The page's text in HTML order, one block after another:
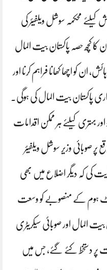
محکمہ سوشل ویلفیئر کی
کا کچھ حصہ پاکستان بیت المال
ان کو اچھا کھانا فراہم کرنا اور
پاکستان بیت المال کی ہوگی۔
بہتری کیلئے ہر ممکن اقدامات
صوبائی وزیر سوشل ویلفیئر
کی کہ دیگر اضلاع میں بھی
سویٹ ہوم کے منصوبے کو وسعت
المال اور صوبائی سیکریٹری
پر دستخط کئے گئے، جس میں